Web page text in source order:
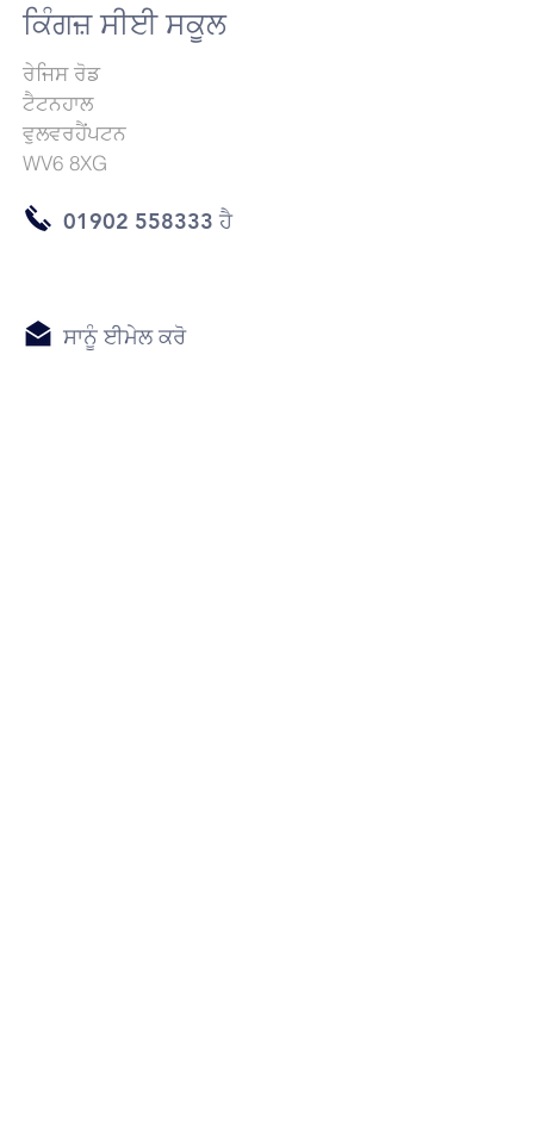
ਕਿੰਗਜ਼ ਸੀਈ ਸਕੂਲ
ਰੇਜਿਸ ਰੋਡ
ਟੈਟਨਹਾਲ
ਵੁਲਵਰਹੈਂਪਟਨ
WV6 8XG
01902 558333 ਹੈ
ਸਾਨੂੰ ਈਮੇਲ ਕਰੋ